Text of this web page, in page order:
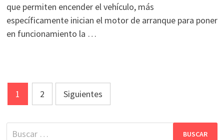
que permiten encender el vehículo, más
específicamente inician el motor de arranque para poner
en funcionamiento la …
Paginación
de
entradas
1 2 Siguientes
Buscar: